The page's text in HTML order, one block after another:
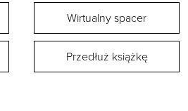
Wirtualny spacer
Przedłuż książkę